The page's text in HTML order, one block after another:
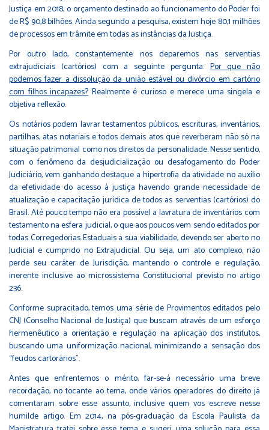
Justiça em 2018, o orçamento destinado ao funcionamento do Poder foi
de R$ 90,8 bilhões. Ainda segundo a pesquisa, existem hoje 80,1 milhões
de processos em trâmite em todas as instâncias da Justiça.
Por outro lado, constantemente nos deparemos nas serventias
extrajudiciais (cartórios) com a seguinte pergunta:Por que não
podemos fazer a dissolução da união estável ou divórcio em cartório
com filhos incapazes?Realmente é curioso e merece uma singela e
objetiva reflexão.
Os notários podem lavrar testamentos públicos, escrituras, inventários,
partilhas, atas notariais e todos demais atos que reverberam não só na
situação patrimonial como nos direitos da personalidade. Nesse sentido,
com o fenômeno da desjudicialização ou desafogamento do Poder
Judiciário, vem ganhando destaque a hipertrofia da atividade no auxílio
da efetividade do acesso à justiça havendo grande necessidade de
atualização e capacitação jurídica de todos as serventias (cartórios) do
Brasil. Até pouco tempo não era possível a lavratura de inventários com
testamento na esfera judicial, o que aos poucos vem sendo editados por
todas Corregedorias Estaduais a sua viabilidade, devendo ser aberto no
Judicial e cumprido no Extrajudicial. Ou seja, um ato complexo, não
perde seu caráter de Jurisdição, mantendo o controle e regulação,
inerente inclusive ao microssistema Constitucional previsto no artigo
236.
Conforme supracitado, temos uma série de Provimentos editados pelo
CNJ (Conselho Nacional de Justiça) que buscam através de um esforço
hermenêutico a orientação e regulação na aplicação dos institutos,
buscando uma uniformização nacional, minimizando a sensação dos
“feudos cartorários”.
Antes que enfrentemos o mérito, far-se-á necessário uma breve
recordação, no tocante ao tema, onde vários operadores do direito já
comentaram sobre esse assunto, inclusive quem vos escreve nesse
humilde artigo. Em 2014, na pós-graduação da Escola Paulista da